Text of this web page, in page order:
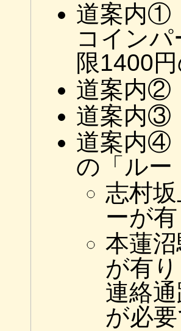
道案内①
コイン
限1400
道案内②
道案内③
道案内④
の「ルー
志村
ーが
本蓮
が有
連絡
が必